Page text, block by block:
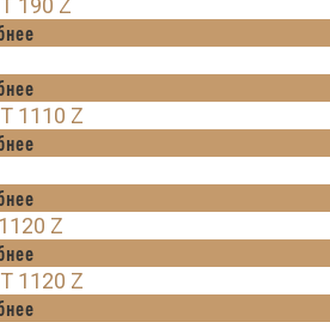
190 Z
1110 Z
Z
1120 Z